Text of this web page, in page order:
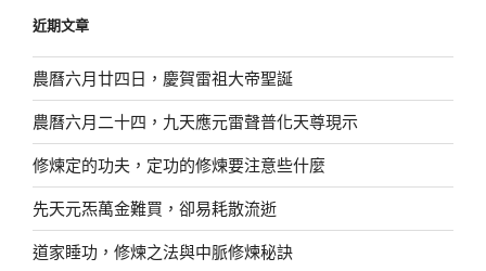
字:
近期文章
農曆六月廿四日，慶賀雷祖大帝聖誕
農曆六月二十四，九天應元雷聲普化天尊現示
修煉定的功夫，定功的修煉要注意些什麼
先天元炁萬金難買，卻易耗散流逝
道家睡功，修煉之法與中脈修煉秘訣